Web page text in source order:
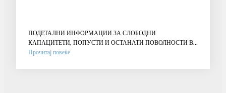
ПОДЕТАЛНИ ИНФОРМАЦИИ ЗА СЛОБОДНИ
КАПАЦИТЕТИ, ПОПУСТИ И ОСТАНАТИ ПОВОЛНОСТИ ВО
АГЕНЦИЈА !!…
Прочитај повеќе:
–